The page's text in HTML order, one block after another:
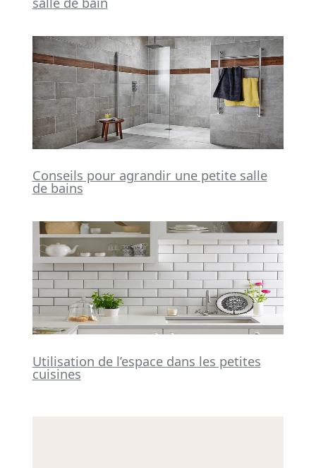
Conseils pour agrandir une petite salle
de bains
Utilisation de l’espace dans les petites
cuisines